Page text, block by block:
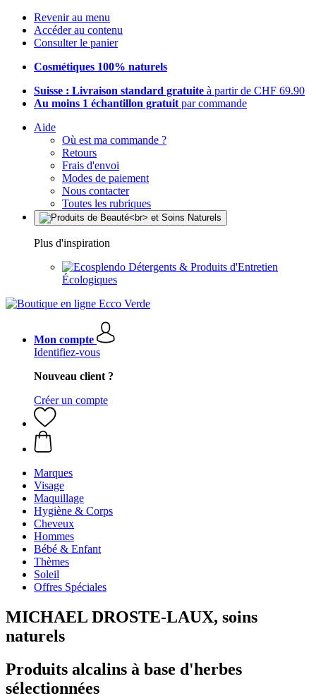
Revenir au menu
Accéder au contenu
Consulter le panier
Cosmétiques 100% naturels
Suisse : Livraison standard gratuite à partir de CHF 69.90
Au moins 1 échantillon gratuit par commande
Aide
Où est ma commande ?
Retours
Frais d'envoi
Modes de paiement
Nous contacter
Toutes les rubriques
Plus d'inspiration
Détergents & Produits d'Entretien
Écologiques
Mon compte
Identifiez-vous
Nouveau client ?
Créer un compte
Marques
Visage
Maquillage
Hygiène & Corps
Cheveux
Hommes
Bébé & Enfant
Thèmes
Soleil
Offres Spéciales
MICHAEL DROSTE-LAUX, soins
naturels
Produits alcalins à base d'herbes
sélectionnées